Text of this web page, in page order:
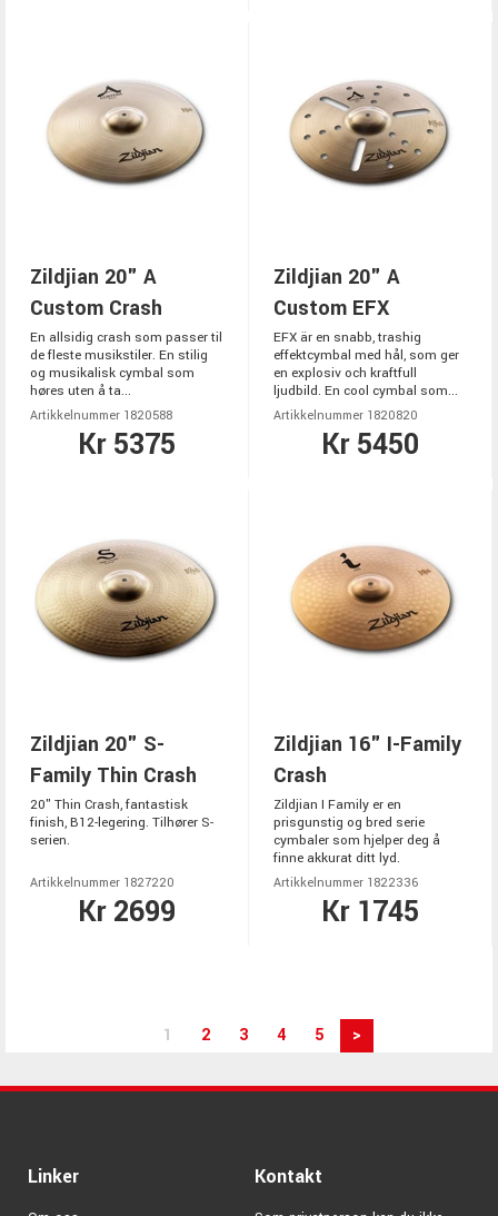
Zildjian 20" A
Custom Crash
En allsidig crash som passer til
de fleste musikstiler. En stilig
og musikalisk cymbal som
høres uten å ta...
Artikkelnummer 1820588
Kr 5375
Zildjian 20" A
Custom EFX
EFX är en snabb, trashig
effektcymbal med hål, som ger
en explosiv och kraftfull
ljudbild. En cool cymbal som...
Artikkelnummer 1820820
Kr 5450
Zildjian 20" S-
Family Thin Crash
20" Thin Crash, fantastisk
finish, B12-legering. Tilhører S-
serien.
Artikkelnummer 1827220
Kr 2699
Zildjian 16" I-Family
Crash
Zildjian I Family er en
prisgunstig og bred serie
cymbaler som hjelper deg å
finne akkurat ditt lyd.
Artikkelnummer 1822336
Kr 1745
1 2 3 4 5 >
Linker Kontakt